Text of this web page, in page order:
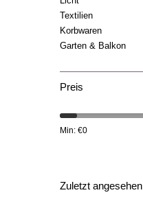
Textilien
Korbwaren
Garten & Balkon
Preis
Min: €0
Zuletzt angesehen